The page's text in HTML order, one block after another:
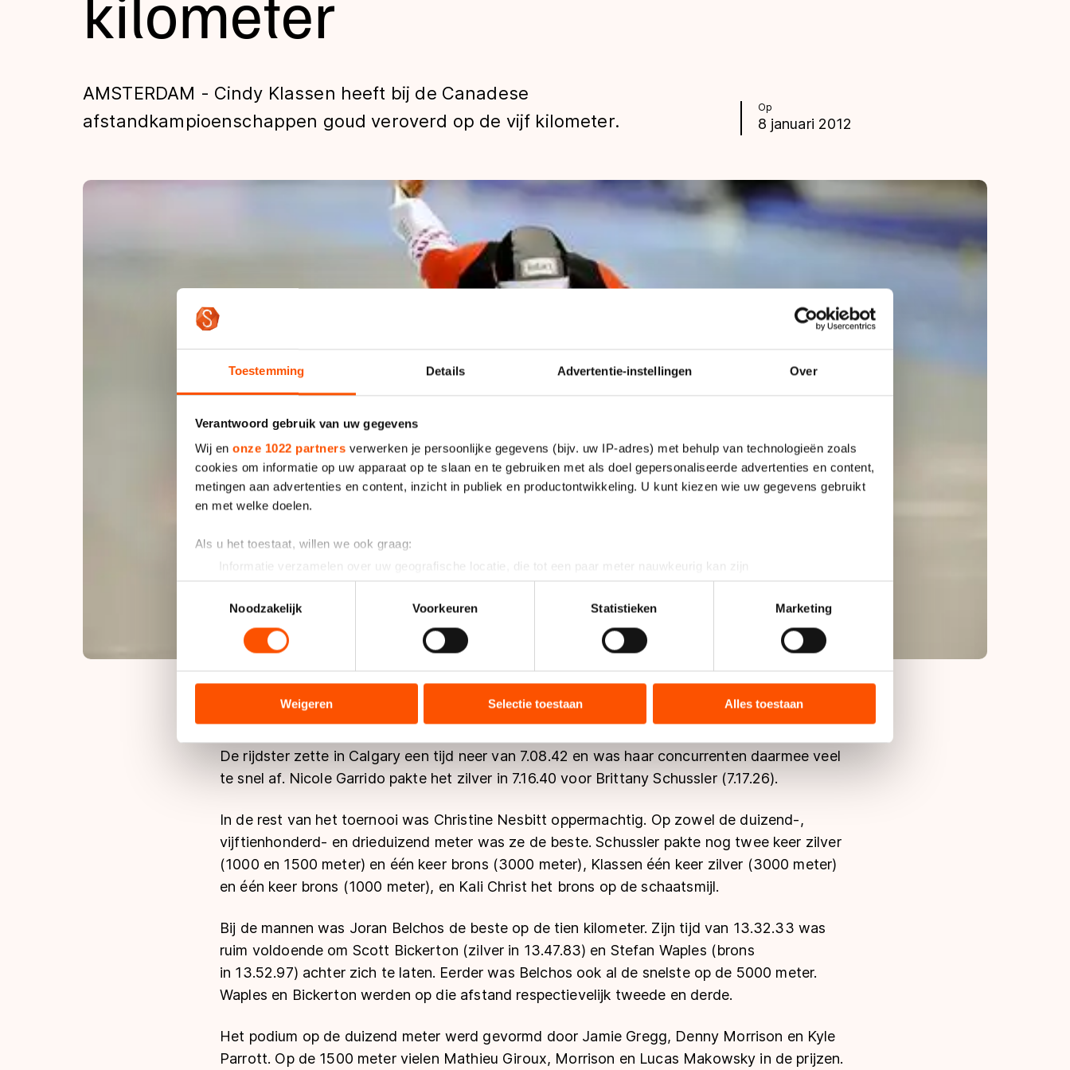
Toestemming Details Advertentie-instellingen Over
Verantwoord gebruik van uw gegevens
Wij en onze 1022 partners verwerken je persoonlijke gegevens (bijv. uw IP-adres) met behulp van technologieën zoals
cookies om informatie op uw apparaat op te slaan en te gebruiken met als doel gepersonaliseerde advertenties en content,
metingen aan advertenties en content, inzicht in publiek en productontwikkeling. U kunt kiezen wie uw gegevens gebruikt
en met welke doelen.
Als u het toestaat, willen we ook graag:
Informatie verzamelen over uw geografische locatie, die tot een paar meter nauwkeurig kan zijn
Uw apparaat identificeren door het actief te scannen op specifieke eigenschappen (fingerprinting)
Lees meer over hoe uw persoonlijke gegevens worden verwerkt en stel uw voorkeuren in het
detailgedeeltein. U kunt uw
toestemming op elk moment wijzigen of intrekken in de Cookieverklaring.
analyseren. We delen informatie over uw gebruik van onze site met onze partners voor social media, advertenties en
analyse. Zij kunnen deze combineren met andere gegevens die u aan hen heeft verstrekt of die zij hebben verzameld via
hun services. Sommige partners kunnen gegevens doorgeven aan landen buiten de EU, zoals de VS, waar mogelijk geen
adequaat beschermingsniveau geldt volgens de GDPR. Door op ‘Toestaan’ te klikken, stemt u in met deze overdracht.
Meer informatie vindt u in onscookiebeleid.
Noodzakelijk
Voorkeuren Statistieken Marketing
Weigeren Selectie toestaan Alles toestaan
Tijden & historie
De weg op
Olympische Spelen
Op
8 januari 2012
AMSTERDAM - Cindy Klassen heeft bij de Canadese
afstandkampioenschappen goud veroverd op de vijf kilometer.
De rijdster zette in Calgary een tijd neer van 7.08.42 en was haar concurrenten daarmee veel
te snel af. Nicole Garrido pakte het zilver in 7.16.40 voor Brittany Schussler (7.17.26).
In de rest van het toernooi was Christine Nesbitt oppermachtig. Op zowel de duizend-,
vijftienhonderd- en drieduizend meter was ze de beste. Schussler pakte nog twee keer zilver
(1000 en 1500 meter) en één keer brons (3000 meter), Klassen één keer zilver (3000 meter)
en één keer brons (1000 meter), en Kali Christ het brons op de schaatsmijl.
Bij de mannen was Joran Belchos de beste op de tien kilometer. Zijn tijd van 13.32.33 was
ruim voldoende om Scott Bickerton (zilver in 13.47.83) en Stefan Waples (brons
in 13.52.97) achter zich te laten. Eerder was Belchos ook al de snelste op de 5000 meter.
Waples en Bickerton werden op die afstand respectievelijk tweede en derde.
Het podium op de duizend meter werd gevormd door Jamie Gregg, Denny Morrison en Kyle
Parrott. Op de 1500 meter vielen Mathieu Giroux, Morrison en Lucas Makowsky in de prijzen.